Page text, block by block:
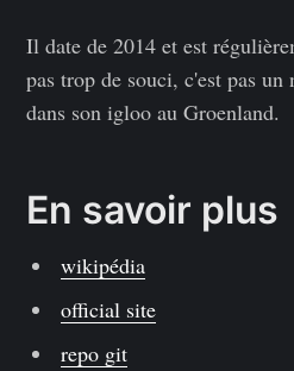
Il date de 2014 et est
pas trop de souci, c'est pas
dans son igloo au Groenland.
En savoir plus
wikipédia
official site
repo git